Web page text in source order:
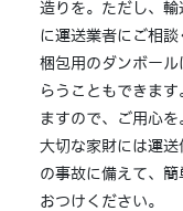
造りを。ただし、
に運送業者にご相談
梱包用のダンボー
らうこともできま
ますので、ご用心を
大切な家財には運
の事故に備えて、
おつけください。